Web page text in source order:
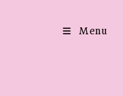
Menu